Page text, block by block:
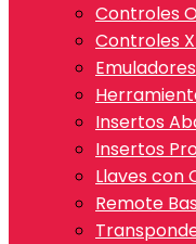
Controles
Controles
Emuladores
Insertos
Insertos
Llaves con
Remote